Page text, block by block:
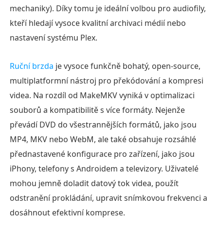
mechaniky). Díky tomu je ideální volbou pro audiofily,
kteří hledají vysoce kvalitní archivaci médií nebo
nastavení systému Plex.
Ruční brzda je vysoce funkčně bohatý, open-source,
multiplatformní nástroj pro překódování a kompresi
videa. Na rozdíl od MakeMKV vyniká v optimalizaci
souborů a kompatibilitě s více formáty. Nejenže
převádí DVD do všestrannějších formátů, jako jsou
MP4, MKV nebo WebM, ale také obsahuje rozsáhlé
přednastavené konfigurace pro zařízení, jako jsou
iPhony, telefony s Androidem a televizory. Uživatelé
mohou jemně doladit datový tok videa, použít
odstranění prokládání, upravit snímkovou frekvenci a
dosáhnout efektivní komprese.